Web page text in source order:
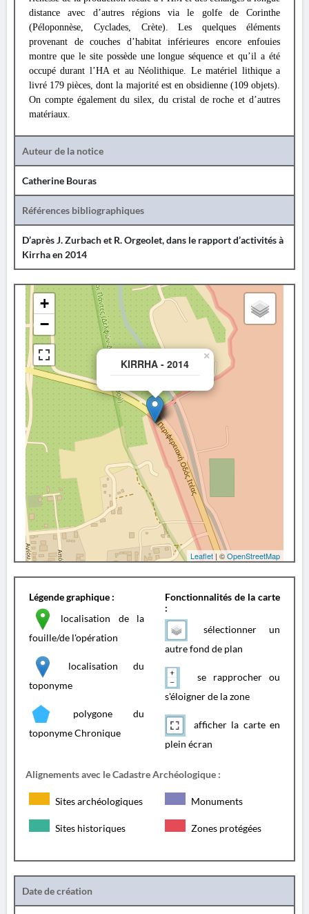
distance avec d’autres régions via le golfe de Corinthe
(Péloponnèse, Cyclades, Crète). Les quelques éléments
provenant de couches d’habitat inférieures encore enfouies
montre que le site possède une longue séquence et qu’il a été
occupé durant l’HA et au Néolithique. Le matériel lithique a
livré 179 pièces, dont la majorité est en obsidienne (109 objets).
On compte également du silex, du cristal de roche et d’autres
matériaux.
Auteur de la notice
Catherine Bouras
Références bibliographiques
D’après J. Zurbach et R. Orgeolet, dans le rapport d’activités à
Kirrha en 2014
KIRRHA - 2014
×
+
−
Leaflet| ©OpenStreetMap
Légende graphique :
localisation de la
fouille/de l'opération
localisation du
toponyme
polygone du
toponyme Chronique
Fonctionnalités de la carte
:
sélectionner un
autre fond de plan
se rapprocher ou
s'éloigner de la zone
afficher la carte en
plein écran
Alignements avec le Cadastre Archéologique :
Sites archéologiques Monuments
Sites historiques Zones protégées
Date de création